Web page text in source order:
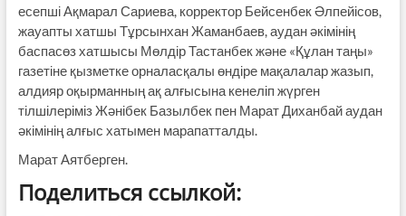
есепші Ақмарал Сариева, корректор Бейсенбек Әлпейісов,
жауапты хатшы Тұрсынхан Жаманбаев, аудан әкімінің
баспасөз хатшысы Мөлдір Тастанбек және «Құлан таңы»
газетіне қызметке орналасқалы өндіре мақалалар жазып,
алдияр оқырманның ақ алғысына кенеліп жүрген
тілшілеріміз Жәнібек Базылбек пен Марат Диханбай аудан
әкімінің алғыс хатымен марапатталды.
Марат Аятберген.
Поделиться ссылкой: